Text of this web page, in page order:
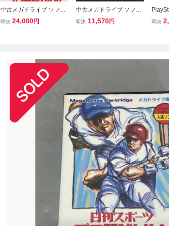
中古メガドライブ ソフト
日刊スポーツ プロ野球VA
即決 24,000円
中古メガドライブ ソフト
日刊スポーツ プロ野球VA
即決 11,570円
ーシ
即決